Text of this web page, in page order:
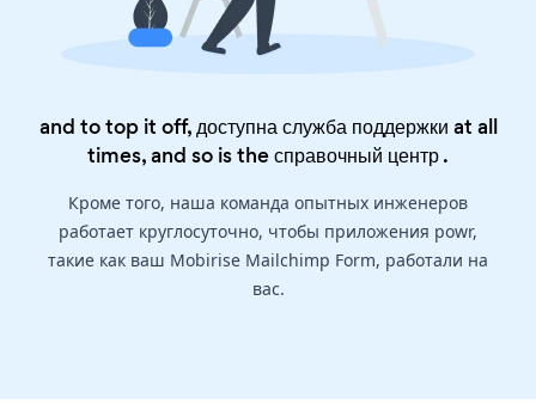
and to top it off, доступна служба поддержки at all
times, and so is theсправочный центр.
Кроме того, наша команда опытных инженеров
работает круглосуточно, чтобы приложения powr,
такие как ваш Mobirise Mailchimp Form, работали на
вас.